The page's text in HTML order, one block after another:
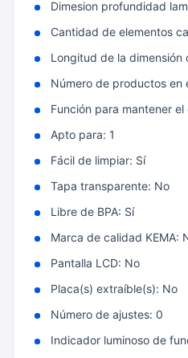
Dimesion profundidad
Cantidad de elementos
Longitud de la dimensión
Número de productos en
Función para mantener el
Apto para: 1
Fácil de limpiar: Sí
Tapa transparente: No
Libre de BPA: Sí
Marca de calidad KEMA:
Pantalla LCD: No
Placa(s) extraíble(s): No
Número de ajustes: 0
Indicador luminoso de